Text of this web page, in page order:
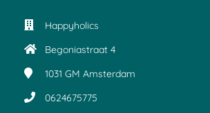
Happyholics
Begoniastraat 4
1031 GM Amsterdam
0624675775